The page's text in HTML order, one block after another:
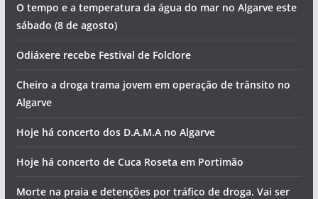
O tempo e a temperatura da água do mar no Algarve este
sábado (8 de agosto)
Odiáxere recebe Festival de Folclore
Cheiro a droga trama jovem em operação de trânsito no
Algarve
Hoje há concerto dos D.A.M.A no Algarve
Hoje há concerto de Cuca Roseta em Portimão
Morte na praia e detenções por tráfico de droga. Vai ser